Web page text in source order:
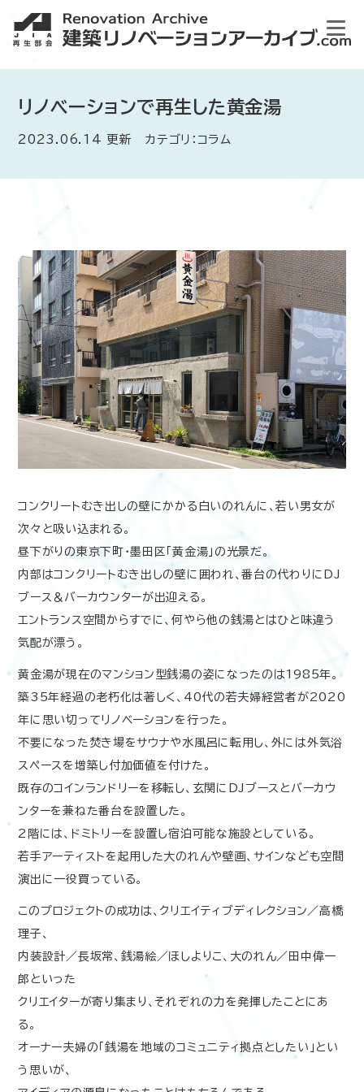
リノベーションで再生した黄金湯
2023.06.14 更新 カテゴリ：コラム
コンクリートむき出しの壁にかかる白いのれんに、若い男女が
次々と吸い込まれる。
昼下がりの東京下町・墨田区「黄金湯」の光景だ。
内部はコンクリートむき出しの壁に囲われ、番台の代わりにDJ
ブース＆バーカウンターが出迎える。
エントランス空間からすでに、何やら他の銭湯とはひと味違う
気配が漂う。
黄金湯が現在のマンション型銭湯の姿になったのは1985年。
築35年経過の老朽化は著しく、40代の若夫婦経営者が2020
年に思い切ってリノベーションを行った。
不要になった焚き場をサウナや水風呂に転用し、外には外気浴
スペースを増築し付加価値を付けた。
既存のコインランドリーを移転し、玄関にDJブースとバーカウ
ンターを兼ねた番台を設置した。
2階には、ドミトリーを設置し宿泊可能な施設としている。
若手アーティストを起用した大のれんや壁画、サインなども空間
演出に一役買っている。
このプロジェクトの成功は、クリエイティブディレクション／高橋
理子、
内装設計／長坂常、銭湯絵／ほしよりこ、大のれん／田中偉一
郎といった
クリエイターが寄り集まり、それぞれの力を発揮したことにあ
る。
オーナー夫婦の「銭湯を地域のコミュニティ拠点としたい」とい
う思いが、